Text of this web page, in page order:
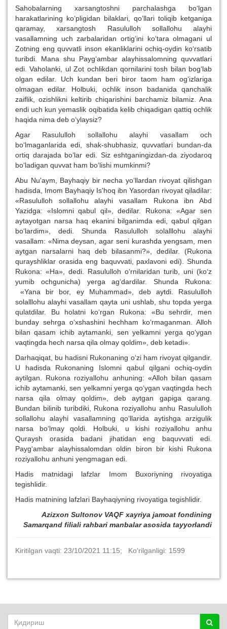
Sahobalarning xarsangtoshni parchalashga bo‘lgan
harakatlarining ko‘pligidan bilaklari, qo‘llari toliqib ketganiga
qaramay, xarsangtosh Rasululloh sollallohu alayhi
vasallamning uch zarbalaridan ortig‘ini ko‘tara olmagani ul
Zotning eng quvvatli inson ekanliklarini ochiq-oydin ko‘rsatib
turibdi. Mana shu Payg‘ambar alayhissalomning quvvatlari
edi. Vaholanki, ul Zot ochlikdan qornilarini tosh bilan bog‘lab
olgan edilar. Uch kundan beri biror taom ham og‘izlariga
olmagan edilar. Holbuki, ochlik inson badanida qanchalik
zaiflik, ozishlikni keltirib chiqarishini barchamiz bilamiz. Ana
endi uch kun yemaslik oqibatida kelib chiqadigan qattiq ochlik
haqida nima deb o‘ylaysiz?
Agar Rasululloh sollallohu alayhi vasallam och
bo‘lmaganlarida edi, shak-shubhasiz, quvvatlari bundan-da
ortiq darajada bo‘lar edi. Siz eshtganingizdan-da ziyodaroq
bo‘ladigan quvvat ham bo‘lishi mumkinmi?
Abu Nu'aym, Bayhaqiy bir necha yo‘llardan rivoyat qilishgan
hadisda, Imom Bayhaqiy Is'hoq ibn Yasordan rivoyat qiladilar:
«Rasululloh sollallohu alayhi vasallam Rukona ibn Abd
Yazidga: «Islomni qabul qil», dedilar. Rukona: «Agar sen
aytayotgan narsa haq ekanini bilganimda edi, qabul qilgan
bo‘lardim», dedi. Shunda Rasululloh solalllohu alayhi
vasallam: «Nima deysan, agar seni kurashda yengsam, men
aytgan narsalarni haq deb bilasanmi?», dedilar. (Rukona
qurayshliklar orasida eng baquvvati, paxlavoni edi). Shunda
Rukona: «Ha», dedi. Rasululloh o‘rnilaridan turib, uni (ko‘z
yumib ochgunicha) yerga ag‘dardilar. Shunda Rukona:
«Yana bir bor, ey Muhammad», deb aytdi. Rasululloh
solalllohu alayhi vasallam qayta uni ushlab, shu topda yerga
qulatdilar. Bu holatni ko‘rgan Rukona: «Bu sehrdir, men
bunday sehrga o‘xshashini hechham ko‘rmaganman. Alloh
bilan qasam ichib aytamanki, sen yelkamni yerga qo‘ygan
vaqtingda hech narsa qila olmay qoldim», deb ketadi».
Darhaqiqat, bu hadisni Rukonaning o‘zi ham rivoyat qilgandir.
U hadisda Rukonaning Islomni qabul qilgani ochiq-oydin
aytilgan. Rukona roziyallohu anhuning: «Alloh bilan qasam
ichib aytamanki, sen yelkamni yerga qo‘ygan vaqtingda hech
narsa qila olmay qoldim», deb aytgan gapiga qarang.
Bundan bilinib turibdiki, Rukona roziyallohu anhu Rasululloh
sollallohu alayhi vasallamning qo‘llarida aytishga arzigulik
narsa bo‘lmay qoldi. Holbuki, u kishi roziyallohu anhu
Quraysh orasida badani jihatidan eng baquvvati edi.
Payg‘ambar alayhissalomdan oldin biron bir kishi Rukona
roziyallohu anhuni yengmagan edi.
Hadis matnidagi lafzlar Imom Buxoriyning rivoyatiga
tegishlidir.
Hadis matnining lafzlari Bayhaqiyning rivoyatiga tegishlidir.
Azizxon Sultonov VAQF xayriya jamoat fondining
Samarqand filiali rahbari manbalarasosida tayyorlandi
Kiritilgan vaqti: 23/10/2021 11:15; Ko‘rilganligi: 1599